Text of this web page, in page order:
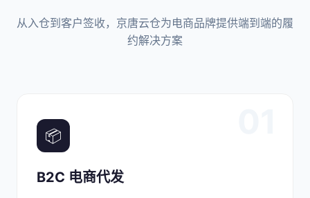
从入仓到客户签收，京唐云仓为电商品牌提供端到端的履
约解决方案
📦
B2C 电商代发